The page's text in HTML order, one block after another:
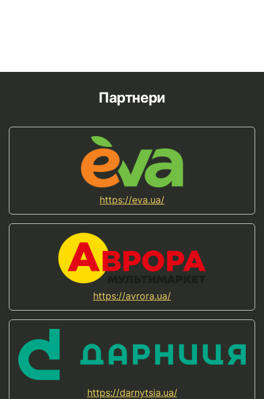
Партнери
https://eva.ua/
https://avrora.ua/
https://darnytsia.ua/